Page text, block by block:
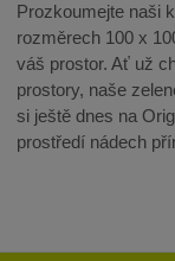
Prozkoumejte naši
rozměrech 100 x
váš prostor. Ať už
prostory, naše
si ještě dnes na
prostředí nádech